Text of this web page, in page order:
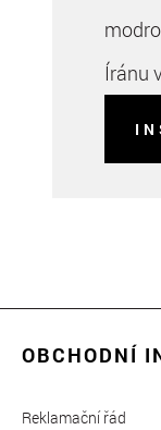
Íránu
OBCHODNÍ
Reklamační řád